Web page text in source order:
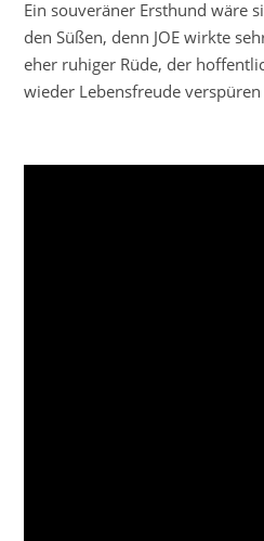
Ein souveräner Ersthund wäre
den Süßen, denn JOE wirkte
eher ruhiger Rüde, der
wieder Lebensfreude